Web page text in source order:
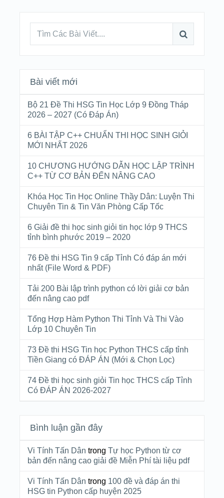
Bài viết mới
Bộ 21 Đề Thi HSG Tin Học Lớp 9 Đồng Tháp
2026 – 2027 (Có Đáp Án)
6 BÀI TẬP C++ CHUẨN THI HỌC SINH GIỎI
MỚI NHẤT 2026
10 CHƯƠNG HƯỚNG DẪN HỌC LẬP TRÌNH
C++ TỪ CƠ BẢN ĐẾN NÂNG CAO
Khóa Học Tin Học Online Thầy Dân: Luyện Thi
Chuyên Tin & Tin Văn Phòng Cấp Tốc
6 Giải đề thi học sinh giỏi tin học lớp 9 THCS
tỉnh bình phước 2019 – 2020
76 Đề thi HSG Tin 9 cấp Tỉnh Có đáp án mới
nhất (File Word & PDF)
Tải 200 Bài lập trình python có lời giải cơ bản
đến nâng cao pdf
Tổng Hợp Hàm Python Thi Tỉnh Và Thi Vào
Lớp 10 Chuyên Tin
73 Đề thi HSG Tin học Python THCS cấp tỉnh
Tiền Giang có ĐÁP ÁN (Mới & Chọn Lọc)
74 Đề thi học sinh giỏi Tin học THCS cấp Tỉnh
Có ĐÁP ÁN 2026-2027
Bình luận gần đây
Vi Tính Tấn Dân trong Tự học Python từ cơ
bản đến nâng cao giải đề Miễn Phí tài liệu pdf
Vi Tính Tấn Dân trong 100 đề và đáp án thi
HSG tin Python cấp huyện 2025